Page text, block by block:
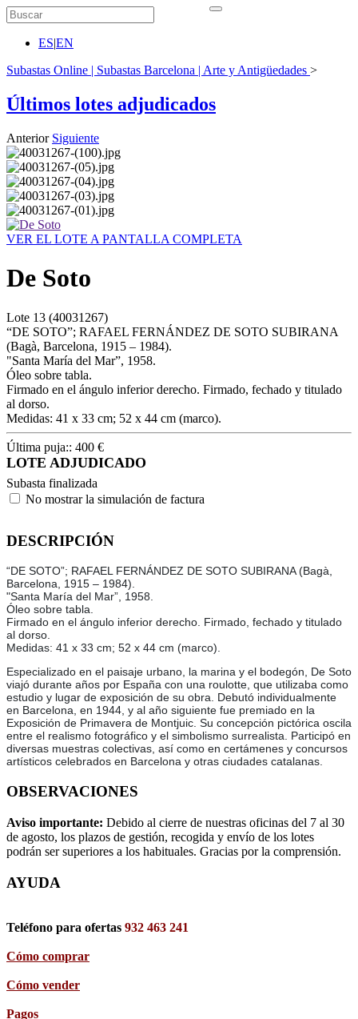
ES|EN
Subastas Online | Subastas Barcelona | Arte y Antigüedades >
Últimos lotes adjudicados
Anterior Siguiente
VER EL LOTE A PANTALLA COMPLETA
De Soto
Lote 13 (40031267)
“DE SOTO”; RAFAEL FERNÁNDEZ DE SOTO SUBIRANA
(Bagà, Barcelona, 1915 – 1984).
"Santa María del Mar”, 1958.
Óleo sobre tabla.
Firmado en el ángulo inferior derecho. Firmado, fechado y titulado
al dorso.
Medidas: 41 x 33 cm; 52 x 44 cm (marco).
Última puja:: 400 €
LOTE ADJUDICADO
Subasta finalizada
No mostrar la simulación de factura
DESCRIPCIÓN
“DE SOTO”; RAFAEL FERNÁNDEZ DE SOTO SUBIRANA (Bagà,
Barcelona, 1915 – 1984).
"Santa María del Mar”, 1958.
Óleo sobre tabla.
Firmado en el ángulo inferior derecho. Firmado, fechado y titulado
al dorso.
Medidas: 41 x 33 cm; 52 x 44 cm (marco).
Especializado en el paisaje urbano, la marina y el bodegón, De Soto
viajó durante años por España con una roulotte, que utilizaba como
estudio y lugar de exposición de su obra. Debutó individualmente
en Barcelona, en 1944, y al año siguiente fue premiado en la
Exposición de Primavera de Montjuic. Su concepción pictórica oscila
entre el realismo fotográfico y el simbolismo surrealista. Participó en
diversas muestras colectivas, así como en certámenes y concursos
artísticos celebrados en Barcelona y otras ciudades catalanas.
OBSERVACIONES
Aviso importante: Debido al cierre de nuestras oficinas del 7 al 30
de agosto, los plazos de gestión, recogida y envío de los lotes
podrán ser superiores a los habituales. Gracias por la comprensión.
AYUDA
Teléfono para ofertas 932 463 241
Cómo comprar
Cómo vender
Pagos